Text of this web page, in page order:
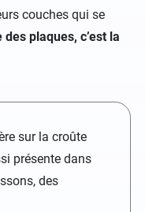
couches qui se
plaques, c’est la
sur la croûte
présente dans
des